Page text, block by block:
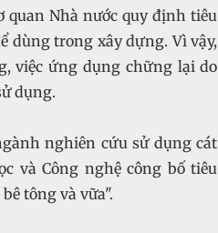
quan Nhà nước quy định tiêu
dùng trong xây dựng. Vì vậy,
việc ứng dụng chững lại do
dụng.
nghiên cứu sử dụng cát
và Công nghệ công bố tiêu
tông và vữa".